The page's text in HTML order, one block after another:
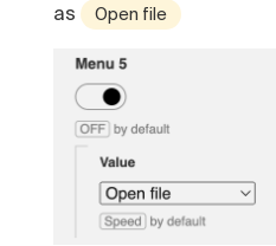
as
Open file